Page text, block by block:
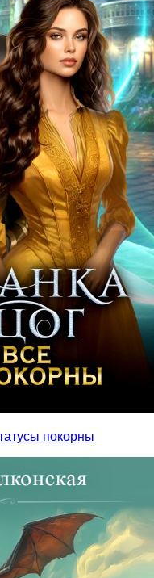
покорны